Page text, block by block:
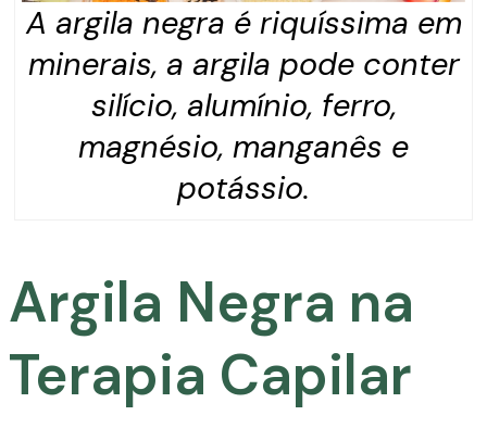
A argila negra é riquíssima em
minerais, a argila pode conter
silício, alumínio, ferro,
magnésio, manganês e
potássio.
Argila Negra na
Terapia Capilar